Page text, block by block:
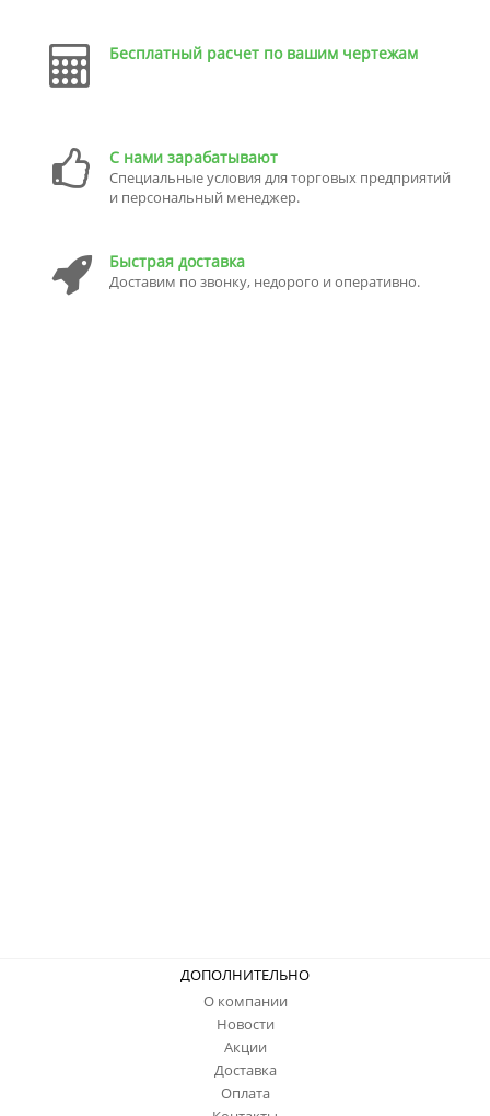
Бесплатный расчет по вашим чертежам
С нами зарабатывают
Специальные условия для торговых предприятий
и персональный менеджер.
Быстрая доставка
Доставим по звонку, недорого и оперативно.
ДОПОЛНИТЕЛЬНО
О компании
Новости
Акции
Доставка
Оплата